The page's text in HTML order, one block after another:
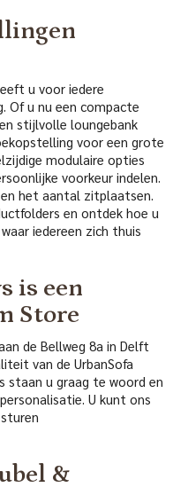
u voor iedere
Of u nu een compacte
stijlvolle loungebank
voor een grote
modulaire opties
voorkeur indelen.
het aantal zitplaatsen.
en ontdek hoe u
iedereen zich thuis
is een
Store
de Bellweg 8a in Delft
van de UrbanSofa
staan u graag te woord en
U kunt ons
&